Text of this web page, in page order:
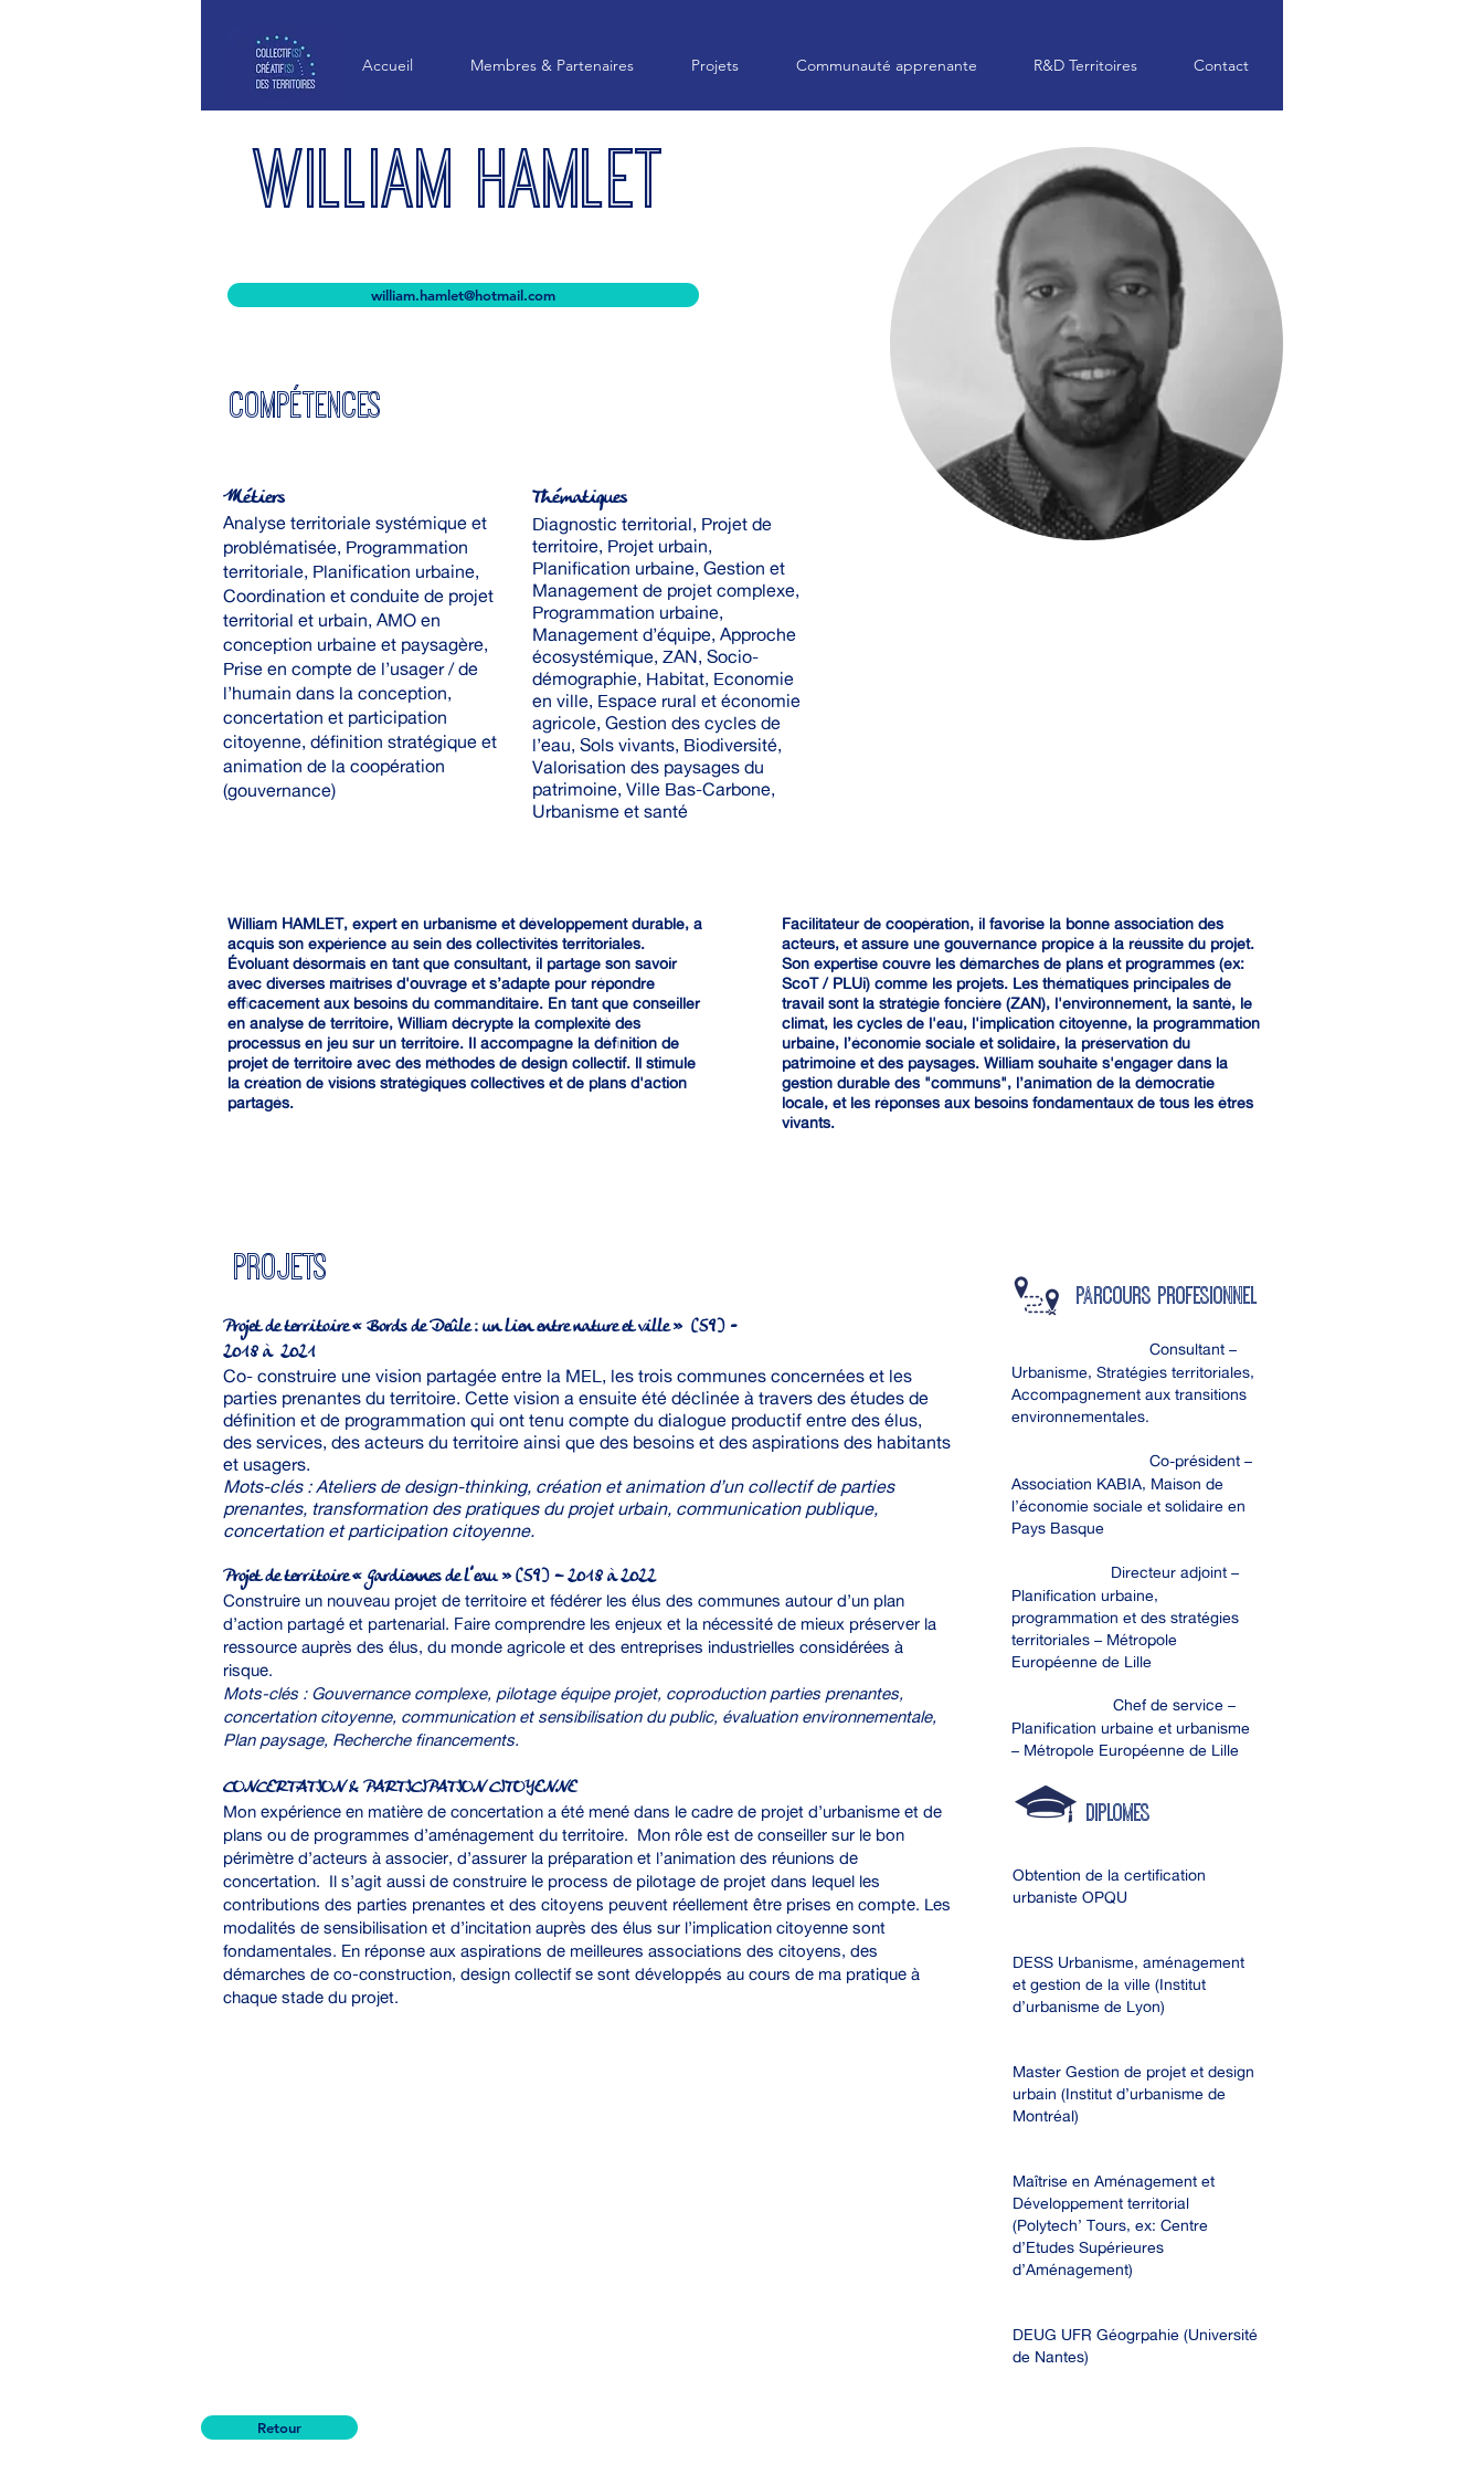
Accueil Membres & Partenaires Projets Communauté apprenante R&D Territoires Contact
William hamlet
william.hamlet@hotmail.com
COMPÉTENCES
Métiers
Analyse territoriale systémique et
problématisée, Programmation
territoriale, Planification urbaine,
Coordination et conduite de projet
territorial et urbain, AMO en
conception urbaine et paysagère,
Prise en compte de l’usager / de
l’humain dans la conception,
concertation et participation
citoyenne, définition stratégique et
animation de la coopération
(gouvernance)
Thématiques
Diagnostic territorial, Projet de
territoire, Projet urbain,
Planification urbaine, Gestion et
Management de projet complexe,
Programmation urbaine,
Management d’équipe, Approche
écosystémique, ZAN, Socio-
démographie, Habitat, Economie
en ville, Espace rural et économie
agricole, Gestion des cycles de
l’eau, Sols vivants, Biodiversité,
Valorisation des paysages du
patrimoine, Ville Bas-Carbone,
Urbanisme et santé
William HAMLET, expert en urbanisme et développement durable, a
acquis son expérience au sein des collectivités territoriales.
Évoluant désormais en tant que consultant, il partage son savoir
avec diverses maîtrises d'ouvrage et s’adapte pour répondre
efficacement aux besoins du commanditaire. En tant que conseiller
en analyse de territoire, William décrypte la complexité des
processus en jeu sur un territoire. Il accompagne la définition de
projet de territoire avec des méthodes de design collectif. ll stimule
la création de visions stratégiques collectives et de plans d'action
partagés.
Facilitateur de coopération, il favorise la bonne association des
acteurs, et assure une gouvernance propice à la réussite du projet.
Son expertise couvre les démarches de plans et programmes (ex:
ScoT / PLUi) comme les projets. Les thématiques principales de
travail sont la stratégie foncière (ZAN), l'environnement, la santé, le
climat, les cycles de l'eau, l'implication citoyenne, la programmation
urbaine, l’économie sociale et solidaire, la préservation du
patrimoine et des paysages. William souhaite s'engager dans la
gestion durable des "communs", l’animation de la démocratie
locale, et les réponses aux besoins fondamentaux de tous les êtres
vivants.
PROJETS
Projet de territoire « Bords de Deûle : un lien entre nature et ville » (59) -
2018 à 2021
Co- construire une vision partagée entre la MEL, les trois communes concernées et les
parties prenantes du territoire. Cette vision a ensuite été déclinée à travers des études de
définition et de programmation qui ont tenu compte du dialogue productif entre des élus,
des services, des acteurs du territoire ainsi que des besoins et des aspirations des habitants
et usagers.
Mots-clés : Ateliers de design-thinking, création et animation d’un collectif de parties
prenantes, transformation des pratiques du projet urbain, communication publique,
concertation et participation citoyenne.
Projet de territoire « Gardiennes de l’eau » (59) – 2018 à 2022
Construire un nouveau projet de territoire et fédérer les élus des communes autour d’un plan
d’action partagé et partenarial. Faire comprendre les enjeux et la nécessité de mieux préserver la
ressource auprès des élus, du monde agricole et des entreprises industrielles considérées à
risque.
Mots-clés : Gouvernance complexe, pilotage équipe projet, coproduction parties prenantes,
concertation citoyenne, communication et sensibilisation du public, évaluation environnementale,
Plan paysage, Recherche financements.
CONCERTATION & PARTICIPATION CITOYENNE
Mon expérience en matière de concertation a été mené dans le cadre de projet d’urbanisme et de
plans ou de programmes d’aménagement du territoire. Mon rôle est de conseiller sur le bon
périmètre d’acteurs à associer, d’assurer la préparation et l’animation des réunions de
concertation. Il s’agit aussi de construire le process de pilotage de projet dans lequel les
contributions des parties prenantes et des citoyens peuvent réellement être prises en compte. Les
modalités de sensibilisation et d’incitation auprès des élus sur l’implication citoyenne sont
fondamentales. En réponse aux aspirations de meilleures associations des citoyens, des
démarches de co-construction, design collectif se sont développés au cours de ma pratique à
chaque stade du projet.
PARCOURS profesionnel
Consultant –
Urbanisme, Stratégies territoriales,
Accompagnement aux transitions
environnementales.
Co-président –
Association KABIA, Maison de
l’économie sociale et solidaire en
Pays Basque
Directeur adjoint –
Planification urbaine,
programmation et des stratégies
territoriales – Métropole
Européenne de Lille
Chef de service –
Planification urbaine et urbanisme
– Métropole Européenne de Lille
DIPLOMES
Obtention de la certification
urbaniste OPQU
DESS Urbanisme, aménagement
et gestion de la ville (Institut
d’urbanisme de Lyon)
Master Gestion de projet et design
urbain (Institut d’urbanisme de
Montréal)
Maîtrise en Aménagement et
Développement territorial
(Polytech’ Tours, ex: Centre
d’Etudes Supérieures
d’Aménagement)
DEUG UFR Géogrpahie (Université
de Nantes)
Retour